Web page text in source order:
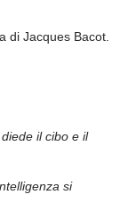
di Jacques Bacot.
il cibo e il
si